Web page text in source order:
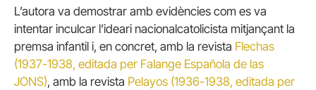
L’autora va demostrar amb evidències com es va
intentar inculcar l’ideari nacionalcatolicista mitjançant la
premsa infantil i, en concret, amb la revista Flechas
(1937-1938, editada per Falange Española de las
JONS), amb la revista Pelayos (1936-1938, editada per